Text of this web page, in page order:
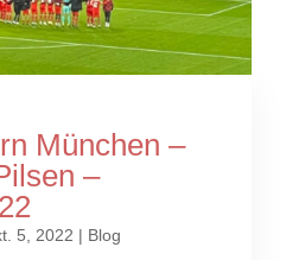
München –
–
5, 2022 | Blog